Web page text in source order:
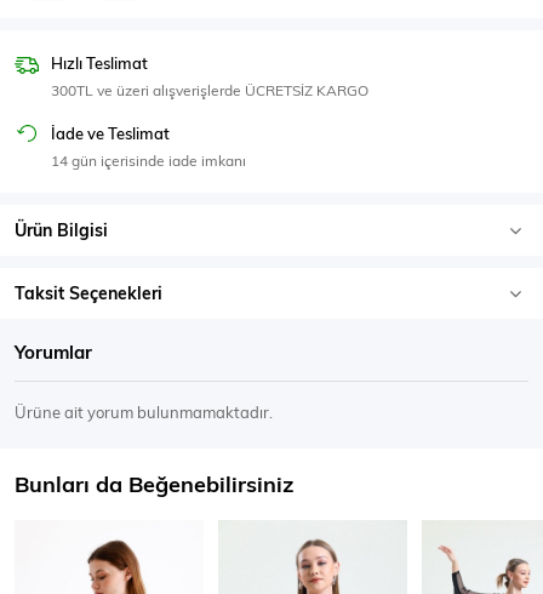
Eşofman Üstü
Hızlı Teslimat
300TL ve üzeri alışverişlerde ÜCRETSİZ KARGO
İade ve Teslimat
14 gün içerisinde iade imkanı
Ürün Bilgisi
Taksit Seçenekleri
Yorumlar
Ürüne ait yorum bulunmamaktadır.
Bunları da Beğenebilirsiniz